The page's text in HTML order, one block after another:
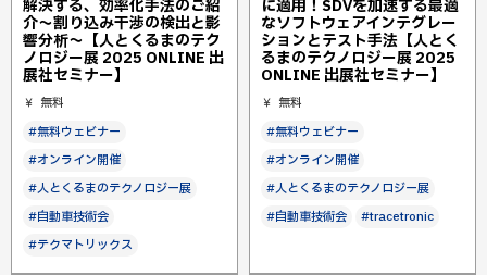
解決する、効率化手法のご紹
介～割り込み干渉の検出と影
響分析～【人とくるまのテク
ノロジー展 2025 ONLINE 出
展社セミナー】
無料
#無料ウェビナー
#オンライン開催
#人とくるまのテクノロジー展
#自動車技術会
#テクマトリックス
に適用！SDVを加速する最適
なソフトウェアインテグレー
ションとテスト手法【人とく
るまのテクノロジー展 2025
ONLINE 出展社セミナー】
無料
#無料ウェビナー
#オンライン開催
#人とくるまのテクノロジー展
#自動車技術会
#tracetronic